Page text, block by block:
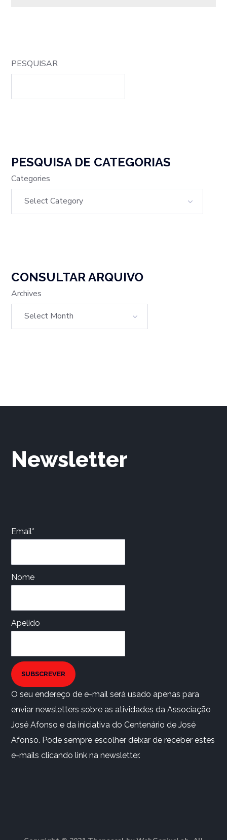
PESQUISAR
PESQUISA DE CATEGORIAS
Categories
CONSULTAR ARQUIVO
Archives
Newsletter
Email*
Nome
Apelido
SUBSCREVER
O seu endereço de e-mail será usado apenas para
enviar newsletters sobre as atividades da Associação
José Afonso e da iniciativa do Centenário de José
Afonso. Pode sempre escolher deixar de receber estes
e-mails clicando link na newsletter.